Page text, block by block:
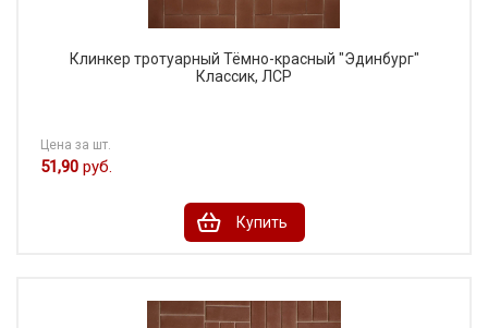
Клинкер тротуарный Тёмно-красный "Эдинбург"
Классик, ЛСР
Цена за шт.
51,90 руб.
Купить